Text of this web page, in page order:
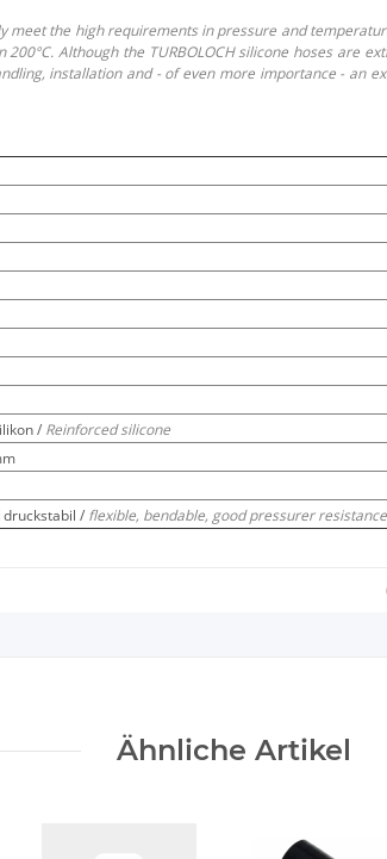
meet the high requirements in pressure and
Although the TURBOLOCH silicone hoses are
installation and - of even more importance - an
/ Reinforced silicone
/ flexible, bendable, good pressurer resistance
Ähnliche Artikel